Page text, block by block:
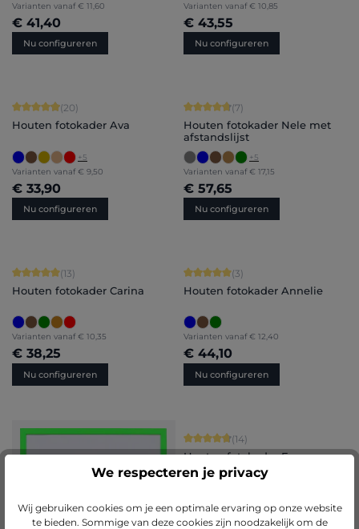
Varianten vanaf € 11,60
€ 41,40
Nu configureren
Varianten vanaf € 10,85
€ 43,55
Nu configureren
Gemiddelde score van 4.9 op 5 sterren
(20)
Houten fotokader Ava
+5
Varianten vanaf € 9,50
€ 33,90
Nu configureren
Gemiddelde score van 4.71 op 5
(7)
Houten fotokader Nele met
afstandslijst
+5
Varianten vanaf € 17,15
€ 57,65
Nu configureren
Gemiddelde score van 5 op 5 sterren
(13)
Houten fotokader Carina
Varianten vanaf € 10,35
€ 38,25
Nu configureren
Gemiddelde score van 5 op 5 sterren
(3)
Houten fotokader Annelie
Varianten vanaf € 12,40
€ 44,10
Nu configureren
Gemiddelde score van 4.86 op 5
(14)
Houten fotokader Emma
We respecteren je privacy
Wij gebruiken cookies om je een optimale ervaring op onze website
te bieden. Sommige van deze cookies zijn noodzakelijk om de